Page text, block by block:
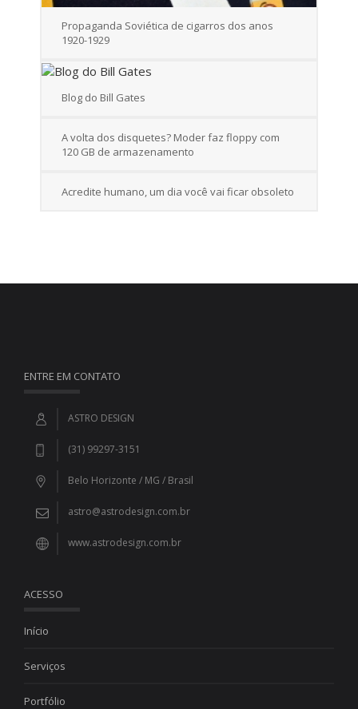
Propaganda Soviética de cigarros dos anos
1920-1929
Blog do Bill Gates
A volta dos disquetes? Moder faz floppy com
120 GB de armazenamento
Acredite humano, um dia você vai ficar obsoleto
ENTRE EM CONTATO
ASTRO DESIGN
(31) 99297-3151
Belo Horizonte / MG / Brasil
astro@astrodesign.com.br
www.astrodesign.com.br
ACESSO
Início
Serviços
Portfólio